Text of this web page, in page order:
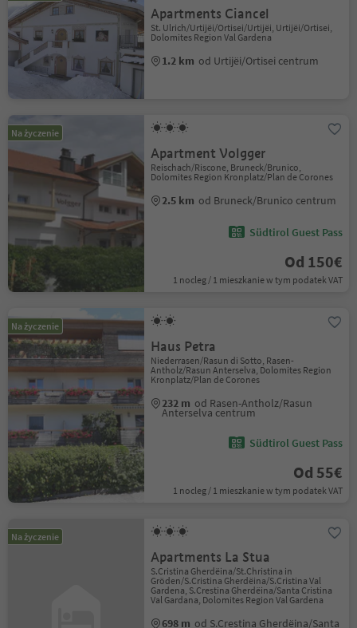
Apartments Ciancel
St. Ulrich/Urtijëi/Ortisei/Urtijëi, Urtijëi/Ortisei,
Dolomites Region Val Gardena
1.2 km od Urtijëi/Ortisei centrum
Na życzenie
Apartment Volgger
Reischach/Riscone, Bruneck/Brunico,
Dolomites Region Kronplatz/Plan de Corones
2.5 km od Bruneck/Brunico centrum
Südtirol Guest Pass
Od 150€
1 nocleg / 1 mieszkanie w tym podatek VAT
Na życzenie
Haus Petra
Niederrasen/Rasun di Sotto, Rasen-
Antholz/Rasun Anterselva, Dolomites Region
Kronplatz/Plan de Corones
232 m od Rasen-Antholz/Rasun
Anterselva centrum
Südtirol Guest Pass
Od 55€
1 nocleg / 1 mieszkanie w tym podatek VAT
Na życzenie
Apartments La Stua
S.Cristina Gherdëina/St.Christina in
Gröden/S.Cristina Gherdëina/S.Cristina Val
Gardena, S.Crestina Gherdëina/Santa Cristina
Val Gardana, Dolomites Region Val Gardena
698 m od S.Crestina Gherdëina/Santa